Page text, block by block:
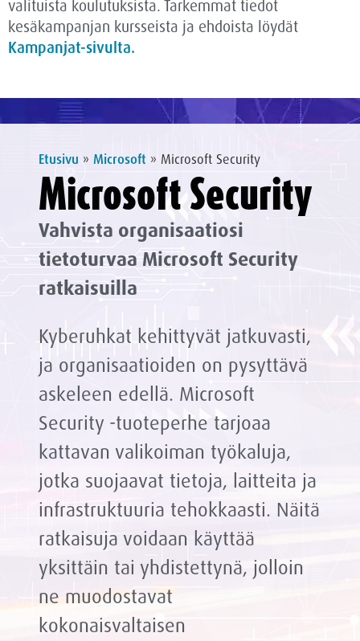
valituista koulutuksista. Tarkemmat tiedot
kesäkampanjan kursseista ja ehdoista löydät
Kampanjat-sivulta.
Etusivu » Microsoft » Microsoft Security
Microsoft Security
Vahvista organisaatiosi
tietoturvaa Microsoft Security
ratkaisuilla
Kyberuhkat kehittyvät jatkuvasti,
ja organisaatioiden on pysyttävä
askeleen edellä. Microsoft
Security -tuoteperhe tarjoaa
kattavan valikoiman työkaluja,
jotka suojaavat tietoja, laitteita ja
infrastruktuuria tehokkaasti. Näitä
ratkaisuja voidaan käyttää
yksittäin tai yhdistettynä, jolloin
ne muodostavat
kokonaisvaltaisen